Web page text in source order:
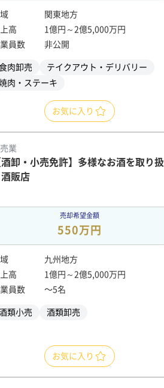
関東地方
高
1億円～2億5,000万円
員数
非公開
肉卸売
テイクアウト・デリバリー
肉・ステーキ
お気に入り
業
酒卸・小売免許】多様なお酒を取り扱
酒販店
売却希望金額
550万円
九州地方
高
1億円～2億5,000万円
員数
〜5名
類小売 酒類卸売
お気に入り